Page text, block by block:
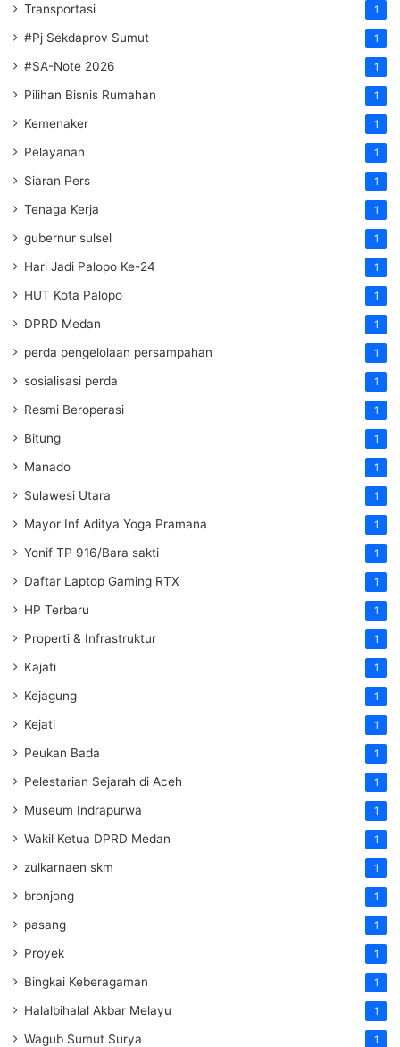
Transportasi 1
#Pj Sekdaprov Sumut 1
#SA-Note 2026 1
Pilihan Bisnis Rumahan 1
Kemenaker 1
Pelayanan 1
Siaran Pers 1
Tenaga Kerja 1
gubernur sulsel 1
Hari Jadi Palopo Ke-24 1
HUT Kota Palopo 1
DPRD Medan 1
perda pengelolaan persampahan 1
sosialisasi perda 1
Resmi Beroperasi 1
Bitung 1
Manado 1
Sulawesi Utara 1
Mayor Inf Aditya Yoga Pramana 1
Yonif TP 916/Bara sakti 1
Daftar Laptop Gaming RTX 1
HP Terbaru 1
Properti & Infrastruktur 1
Kajati 1
Kejagung 1
Kejati 1
Peukan Bada 1
Pelestarian Sejarah di Aceh 1
Museum Indrapurwa 1
Wakil Ketua DPRD Medan 1
zulkarnaen skm 1
bronjong 1
pasang 1
Proyek 1
Bingkai Keberagaman 1
Halalbihalal Akbar Melayu 1
Wagub Sumut Surya 1